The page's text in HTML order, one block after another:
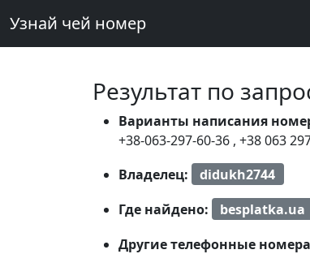
Узнай чей номер
Результат по
Варианты написания
+38-063-297-60-36 , +38 063
Владелец:
didukh2744
Где найдено:
besplatka.ua
Другие телефонные